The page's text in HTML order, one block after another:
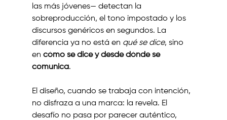
las más jóvenes— detectan la
sobreproducción, el tono impostado y los
discursos genéricos en segundos. La
diferencia ya no está en qué se dice, sino
en cómo se dice y desde dónde se
comunica.
El diseño, cuando se trabaja con intención,
no disfraza a una marca: la revela. El
desafío no pasa por parecer auténtico,